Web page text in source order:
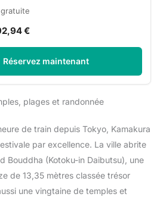
€
Réservez maintenant
plages et randonnée
de train depuis Tokyo, Kamakura
par excellence. La ville abrite
Bouddha (Kotoku-in Daibutsu), une
de 13,35 mètres classée trésor
une vingtaine de temples et